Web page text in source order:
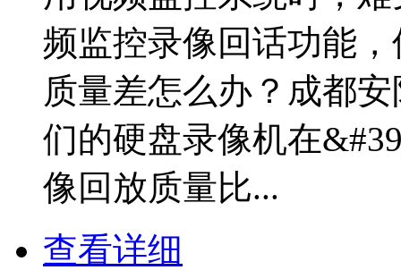
频监控录像回话功能
质量差怎么办？成都
们的硬盘录像机在
像回放质量比...
查看详细